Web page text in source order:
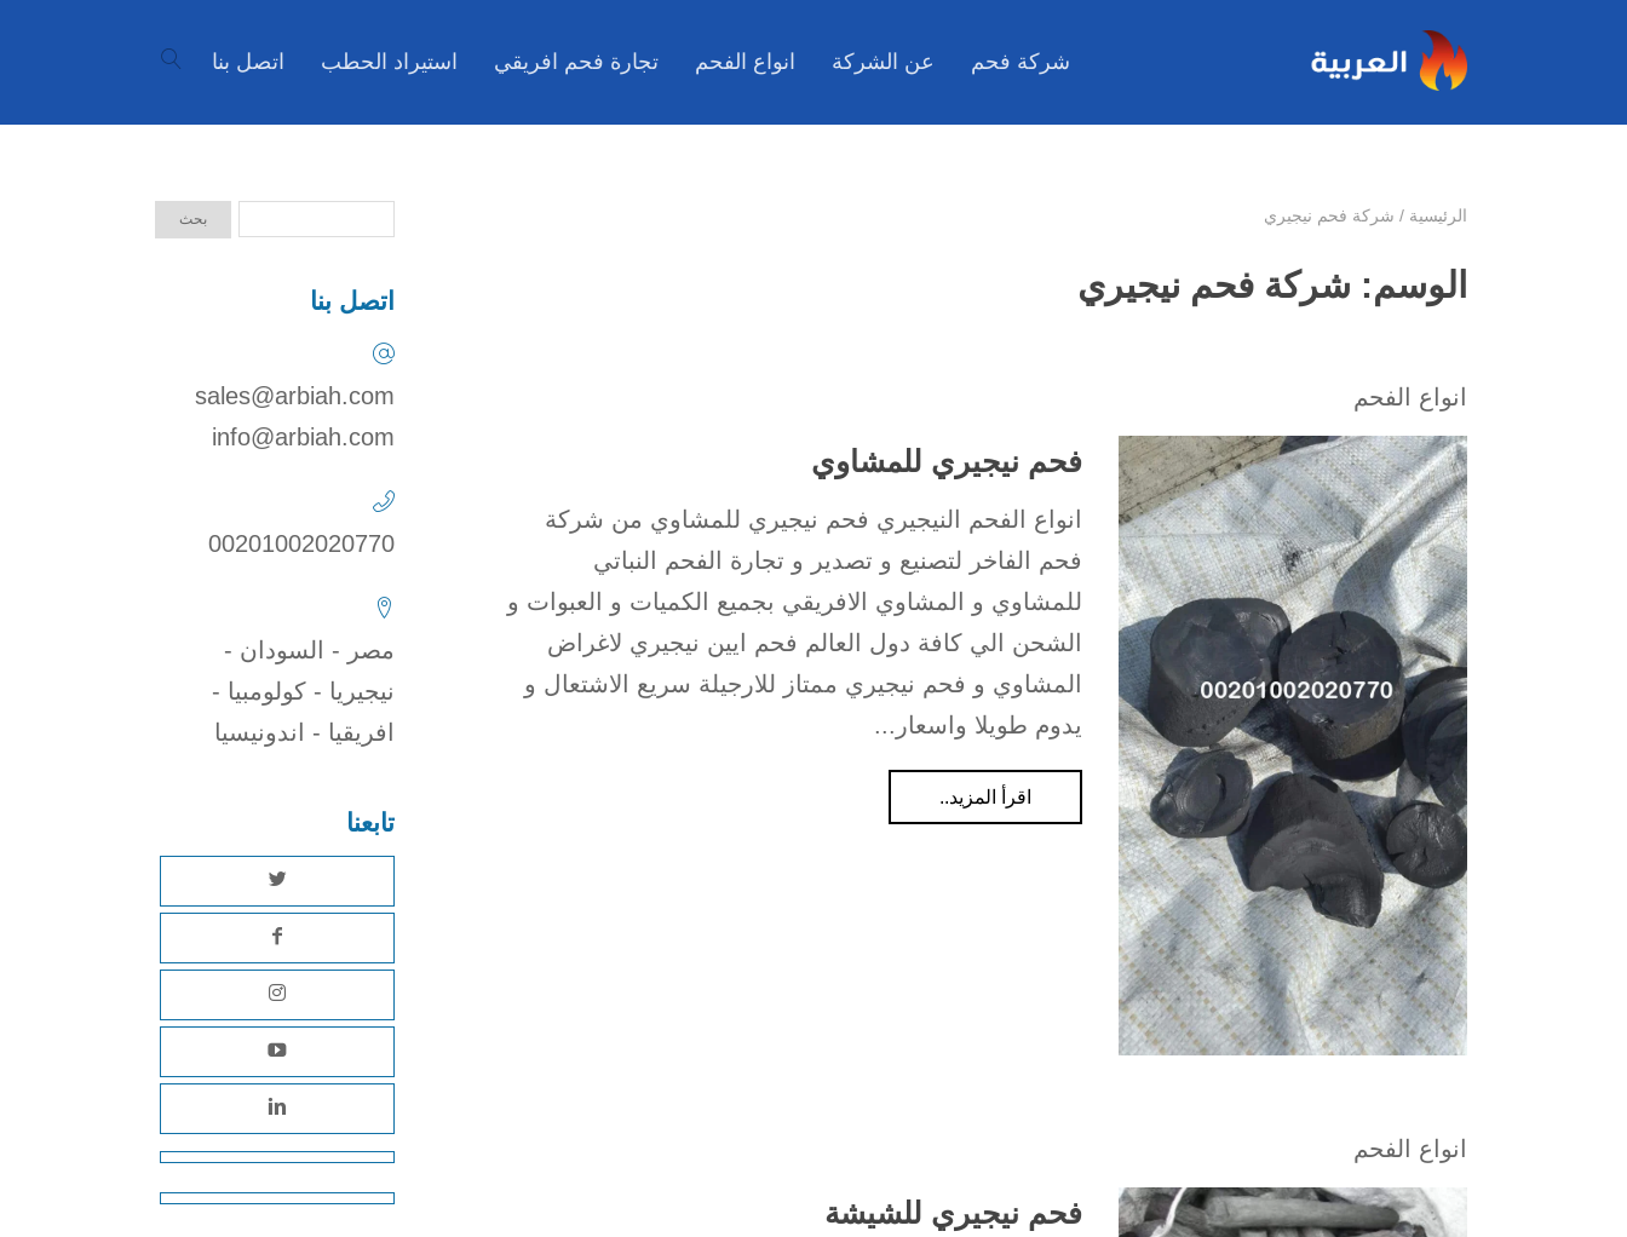
شركة فحم عن الشركة انواع الفحم تجارة فحم افريقي استيراد الحطب اتصل بنا
الرئيسية / شركة فحم نيجيري
الوسم: شركة فحم نيجيري
انواع الفحم
فحم نيجيري للمشاوي
انواع الفحم النيجيري فحم نيجيري للمشاوي من شركة
فحم الفاخر لتصنيع و تصدير و تجارة الفحم النباتي
للمشاوي و المشاوي الافريقي بجميع الكميات و العبوات و
الشحن الي كافة دول العالم فحم ايين نيجيري لاغراض
المشاوي و فحم نيجيري ممتاز للارجيلة سريع الاشتعال و
يدوم طويلا واسعار...
اقرأ المزيد..
انواع الفحم
فحم نيجيري للشيشة
اتصل بنا
sales@arbiah.com
info@arbiah.com
00201002020770
مصر - السودان -
نيجيريا - كولومبيا -
افريقيا - اندونيسيا
تابعنا